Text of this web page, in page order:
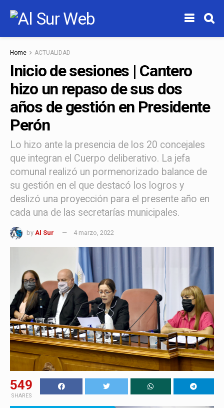
Home ACTUALIDAD
Inicio de sesiones | Cantero
hizo un repaso de sus dos
años de gestión en Presidente
Perón
Lo hizo ante la presencia de los 20 concejales
que integran el Cuerpo deliberativo. La jefa
comunal realizó un pormenorizado balance de
su gestión en el que destacó los logros y
deslizó una proyección para el presente año en
cada una de las secretarías municipales.
by Al Sur 4 marzo, 2022
549
SHARES